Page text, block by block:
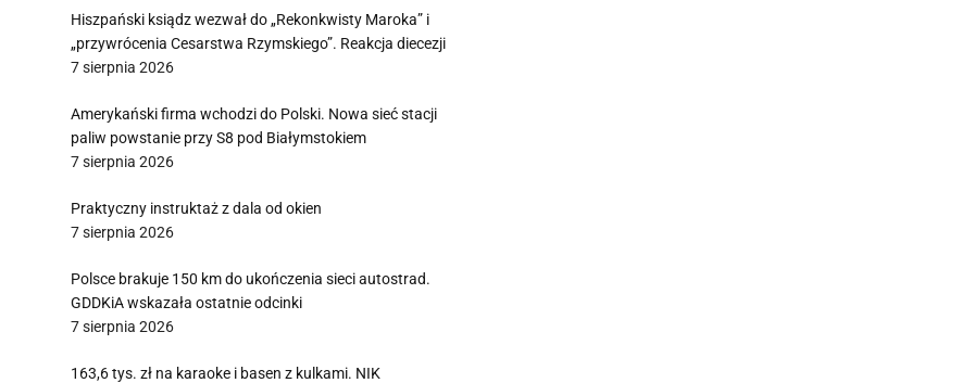
Hiszpański ksiądz wezwał do „Rekonkwisty Maroka” i
„przywrócenia Cesarstwa Rzymskiego”. Reakcja diecezji
7 sierpnia 2026
Amerykański firma wchodzi do Polski. Nowa sieć stacji
paliw powstanie przy S8 pod Białymstokiem
7 sierpnia 2026
Praktyczny instruktaż z dala od okien
7 sierpnia 2026
Polsce brakuje 150 km do ukończenia sieci autostrad.
GDDKiA wskazała ostatnie odcinki
7 sierpnia 2026
163,6 tys. zł na karaoke i basen z kulkami. NIK